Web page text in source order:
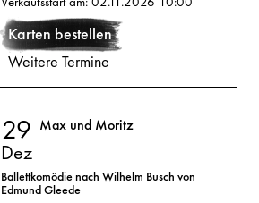
Karten bestellen
Weitere Termine
29
Dez
Max und Moritz
Ballettkomödie nach Wilhelm Busch von
Edmund Gleede